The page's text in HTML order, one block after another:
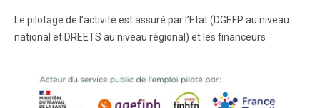
Le pilotage de l’activité est assuré par l’Etat (DGEFP au niveau
national et DREETS au niveau régional) et les financeurs